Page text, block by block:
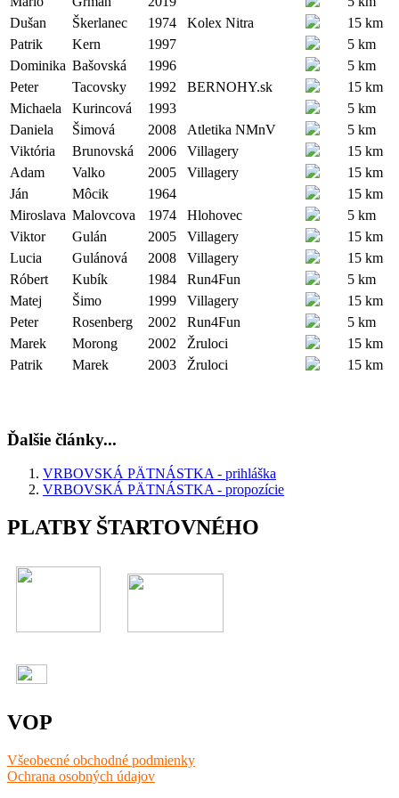
Dušan
Škerlanec 1974 Kolex Nitra
15 km
Patrik
Kern 1997
5 km
Dominika Bašovská 1996
5 km
Peter
Tacovsky 1992 BERNOHY.sk
15 km
Michaela
Kurincová 1993
5 km
Daniela
Šimová 2008 Atletika NMnV
5 km
Viktória
Brunovská 2006 Villagery
15 km
Adam
Valko 2005 Villagery
15 km
Ján
Môcik 1964
15 km
Miroslava Malovcova 1974 Hlohovec
5 km
Viktor
Gulán 2005 Villagery
15 km
Lucia
Gulánová 2008 Villagery
15 km
Róbert
Kubík 1984 Run4Fun
5 km
Matej
Šimo 1999 Villagery
15 km
Peter
Rosenberg 2002 Run4Fun
5 km
Marek
Morong 2002 Žruloci
15 km
Patrik
Marek 2003 Žruloci 15 km
Ďalšie články...
VRBOVSKÁ PÄTNÁSTKA - prihláška
VRBOVSKÁ PÄTNÁSTKA - propozície
PLATBY ŠTARTOVNÉHO
VOP
Všeobecné obchodné podmienky
Ochrana osobných údajov